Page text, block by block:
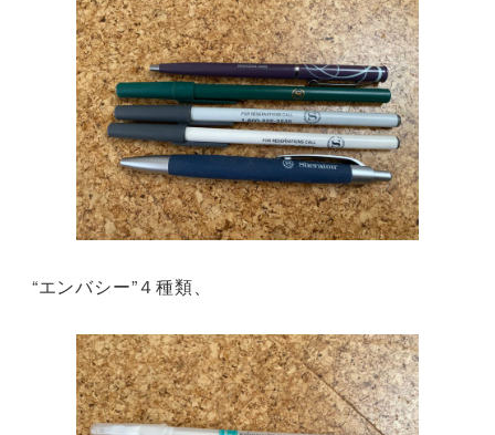
“エンバシー”４種類、